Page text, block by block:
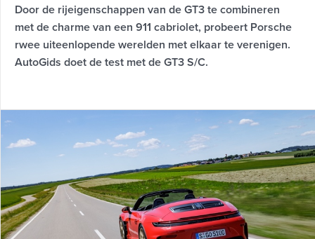
Door de rijeigenschappen van de GT3 te combineren
met de charme van een 911 cabriolet, probeert Porsche
rwee uiteenlopende werelden met elkaar te verenigen.
AutoGids doet de test met de GT3 S/C.